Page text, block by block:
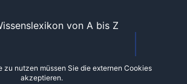
von A bis Z
zu nutzen müssen Sie die externen Cookies
akzeptieren.